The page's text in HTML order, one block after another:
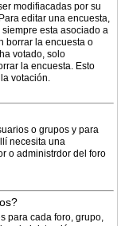
modifiacadas por su
editar una encuesta,
esta asociado a
borrar la encuesta o
votado, solo
la encuesta. Esto
votación.
o grupos y para
necesita una
o administrdor del foro
para cada foro, grupo,